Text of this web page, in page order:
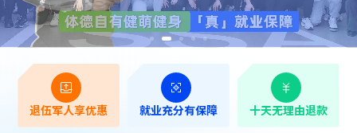
退伍军人享优惠 就业充分有保障 十天无理由退款